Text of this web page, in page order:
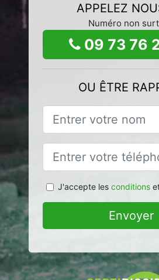
APPELEZ
Numéro non
09 73 76
OU ÊTRE
J'accepte les conditions
Envoyer